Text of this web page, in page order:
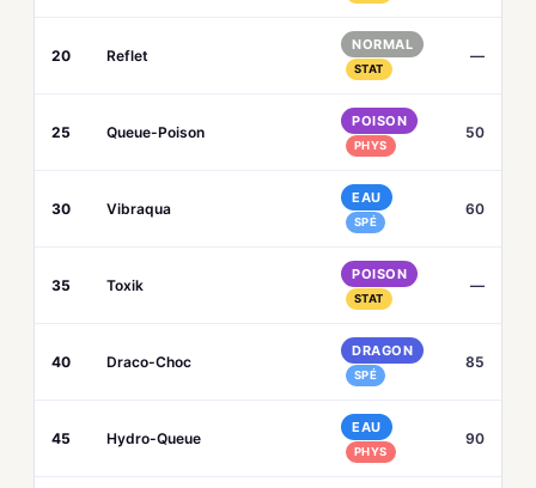
20 Reflet
NORMAL
STAT
—
25 Queue-Poison
POISON
PHYS
50
30 Vibraqua
EAU
SPÉ
60
35 Toxik
POISON
STAT
—
40 Draco-Choc
DRAGON
SPÉ
85
45 Hydro-Queue
EAU
PHYS
90